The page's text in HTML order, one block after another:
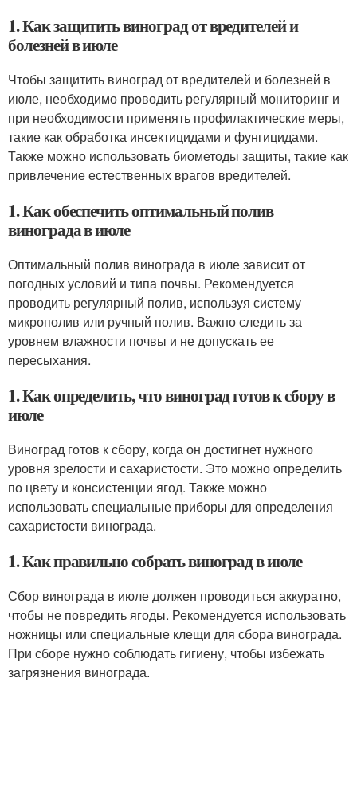
1. Как защитить виноград от вредителей и
болезней в июле
Чтобы защитить виноград от вредителей и болезней в
июле, необходимо проводить регулярный мониторинг и
при необходимости применять профилактические меры,
такие как обработка инсектицидами и фунгицидами.
Также можно использовать биометоды защиты, такие как
привлечение естественных врагов вредителей.
1. Как обеспечить оптимальный полив
винограда в июле
Оптимальный полив винограда в июле зависит от
погодных условий и типа почвы. Рекомендуется
проводить регулярный полив, используя систему
микрополив или ручный полив. Важно следить за
уровнем влажности почвы и не допускать ее
пересыхания.
1. Как определить, что виноград готов к сбору в
июле
Виноград готов к сбору, когда он достигнет нужного
уровня зрелости и сахаристости. Это можно определить
по цвету и консистенции ягод. Также можно
использовать специальные приборы для определения
сахаристости винограда.
1. Как правильно собрать виноград в июле
Сбор винограда в июле должен проводиться аккуратно,
чтобы не повредить ягоды. Рекомендуется использовать
ножницы или специальные клещи для сбора винограда.
При сборе нужно соблюдать гигиену, чтобы избежать
загрязнения винограда.